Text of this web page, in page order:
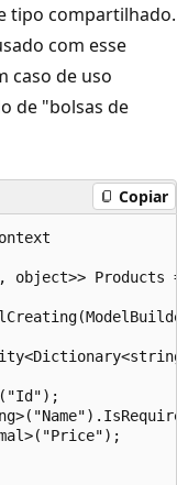
tipo compartilhado.
com esse
caso de uso
de "bolsas de
Copiar
object>>